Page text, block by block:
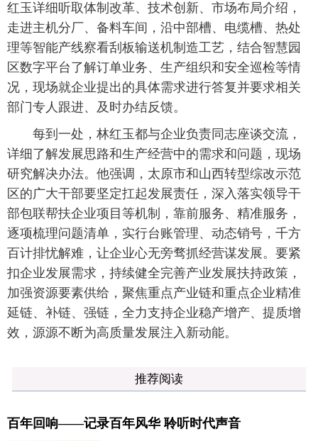
红玉详细听取体制改革、技术创新、市场布局介绍，
走进主机分厂、备料车间，沿中部槽、电缆槽、热处
理等智能产线察看刮板输送机制造工艺，结合智慧园
区数字平台了解订单业务、生产组织和安全巡检等情
况，现场就企业提出的具体需求进行答复并要求相关
部门专人跟进、及时办结反馈。
每到一处，林红玉都与企业负责同志座谈交流，
详细了解发展思路和生产经营中的需求和问题，现场
研究解决办法。他强调，太原市和山西转型综改示范
区的广大干部要坚定扛起发展责任，深入落实领导干
部包联帮扶企业项目等机制，靠前服务、精准服务，
逐项梳理问题清单，实行台账管理、动态销号，千方
百计排忧解难，让企业心无旁骛抓经营谋发展。要紧
扣企业发展需求，持续健全完善产业发展扶持政策，
加强资源要素供给，聚焦重点产业链和重点企业精准
延链、补链、强链，全力支持企业稳产增产、提质增
效，源源不断为高质量发展注入新动能。
推荐阅读
百年回响——记录百年风华 聆听时代声音